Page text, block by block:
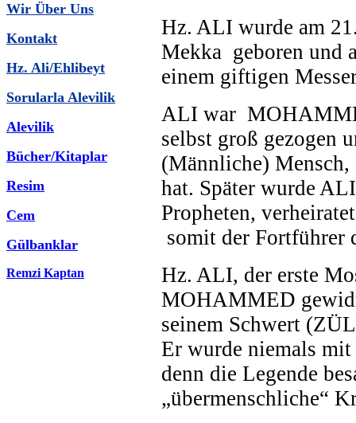
Wir Über Uns
Kontakt
Hz. Ali/Ehlibeyt
Sorularla Alevilik
Alevilik
Bücher/Kitaplar
Resim
Cem
Gülbanklar
Remzi Kaptan
Hz. ALI wurde am
Mekka geboren und
einem giftigen
ALI war
selbst groß gezogen
(Männliche)
hat. Später wurde
Propheten,
somit der Fortführer
Hz. ALI, der erste
MOHAMMED
seinem Schwert
Er wurde niemals
denn die Legende
„übermenschliche“